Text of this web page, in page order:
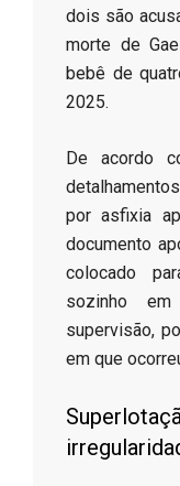
dois são
morte de
bebê de
2025.
​De acordo
por asfixia
documento
colocado
sozinho
supervisão,
em que